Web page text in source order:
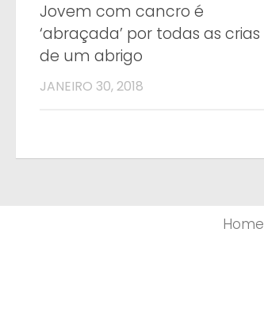
Jovem com cancro é
‘abraçada’ por todas as crias
de um abrigo
JANEIRO 30, 2018
Home